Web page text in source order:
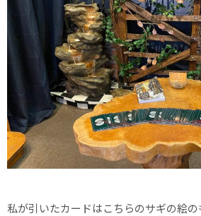
私が引いたカードはこちらのサギの絵